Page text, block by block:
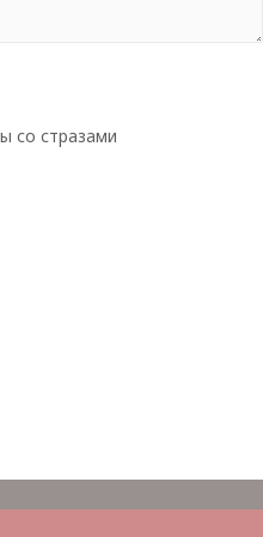
со стразами